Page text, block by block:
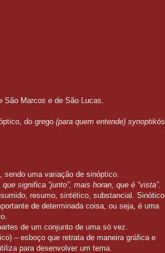
Marcos e de São Lucas.
do grego (para quem entende) synoptikós,
uma variação de sinóptico.
significa “junto”, mais horan, que é “vista”.
resumo, sintético, substancial. Sinótico
de determinada coisa, ou seja, é uma
de um conjunto de uma só vez.
– esboço que retrata de maneira gráfica e
para desenvolver um tema.